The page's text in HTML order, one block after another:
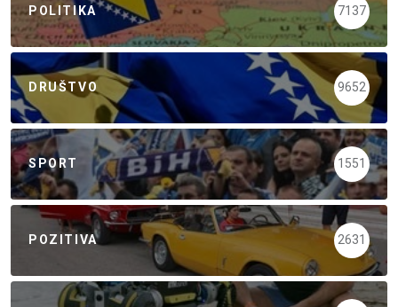
POLITIKA 7137
DRUŠTVO 9652
SPORT 1551
POZITIVA 2631